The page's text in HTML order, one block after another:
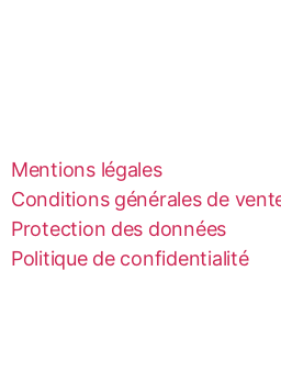
Mentions légales
Conditions générales de
Protection des données
Politique de confidentialité